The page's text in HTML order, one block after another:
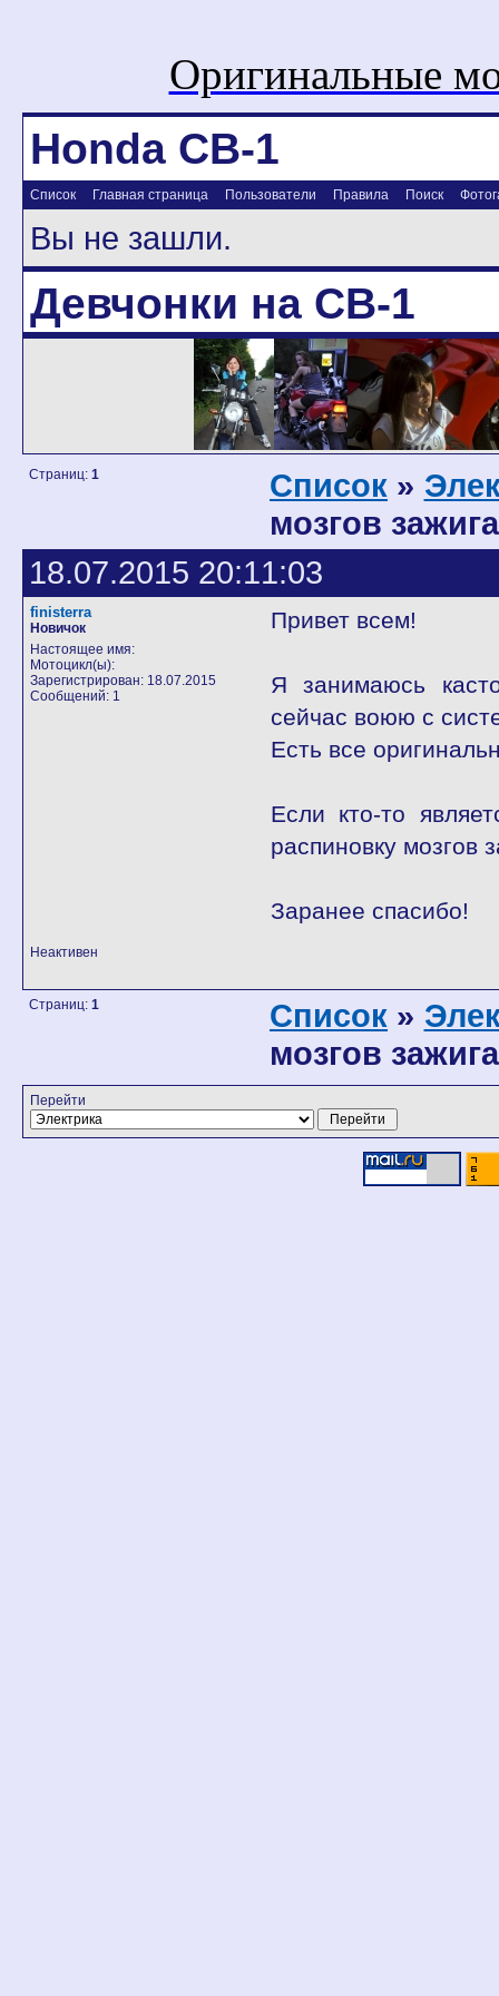
Оригинальные
Honda CB-1
Список Главная страница Пользователи Правила Поиск
Вы не зашли.
Девчонки на CB-1
Страниц: 1 Список »
мозгов
18.07.2015 20:11:03
finisterra
Новичок
Настоящее имя:
Мотоцикл(ы):
Зарегистрирован: 18.07.2015
Сообщений: 1
Привет всем!
Я занимаюсь
сейчас воюю с
Есть все
Если кто-то
распиновку мозгов
Заранее спасибо!
Неактивен
Страниц: 1 Список »
мозгов
Перейти